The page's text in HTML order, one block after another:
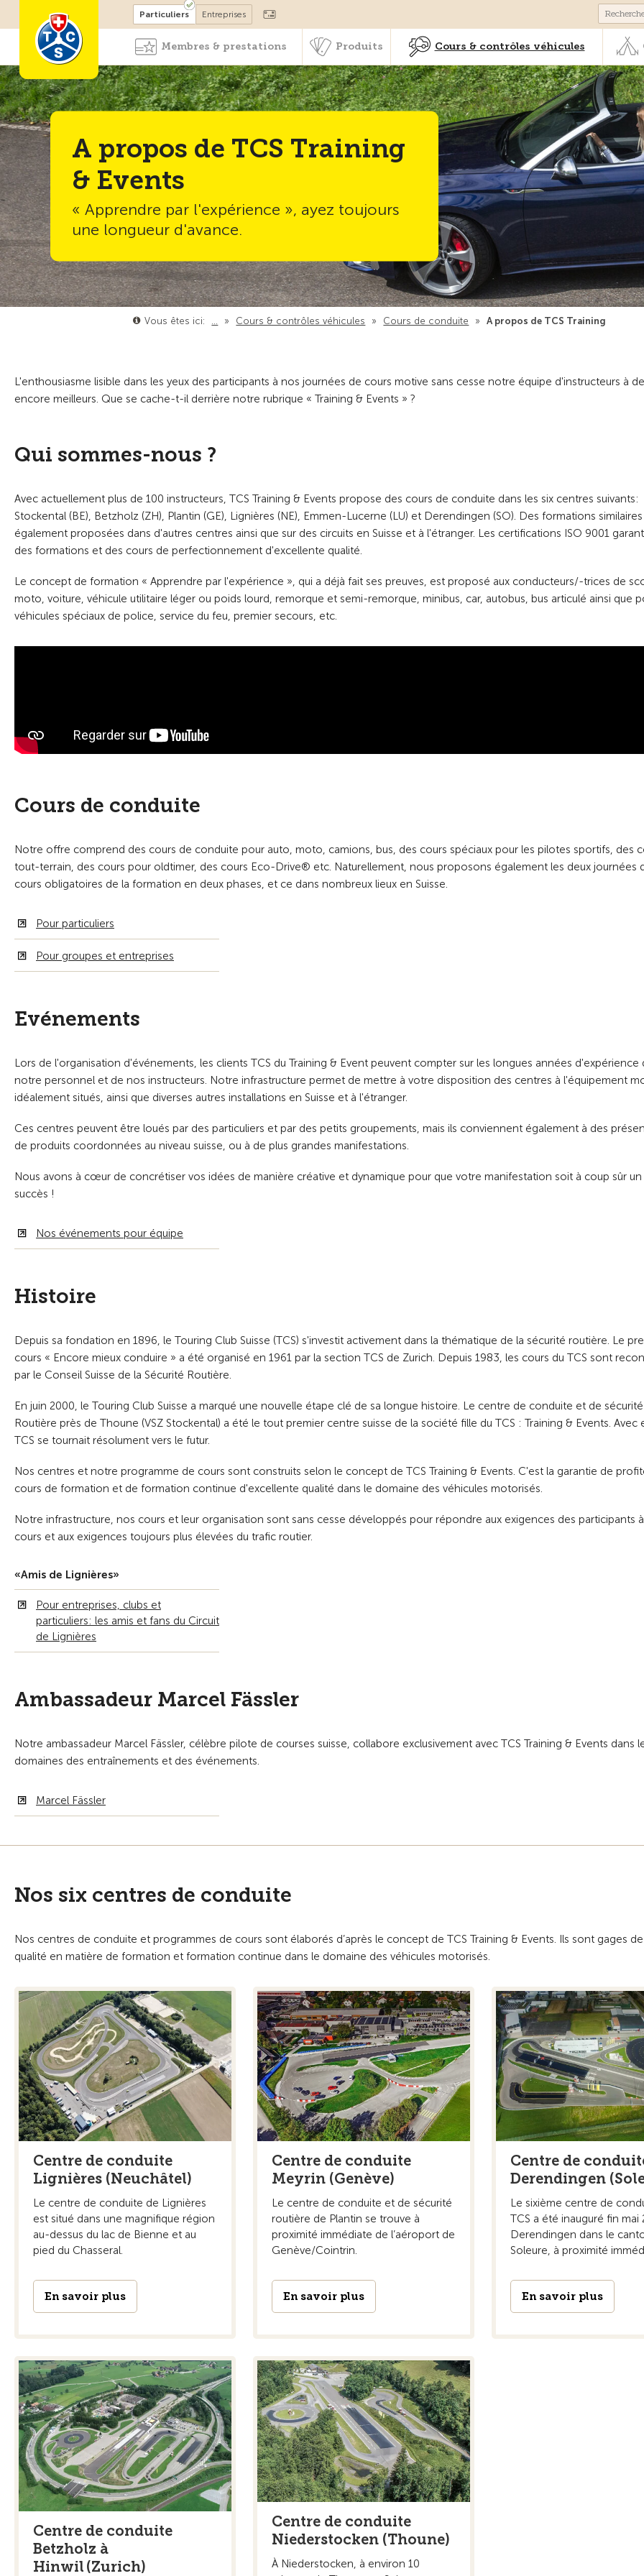
Devenir membre Cours & contrôles
Particuliers Entreprises
Membres & prestations Produits Cours & contrôles véhicules
A propos de TCS Training
& Events
« Apprendre par l'expérience », ayez toujours
une longueur d'avance.
Vous êtes ici: … » Cours & contrôles véhicules » Cours de conduite » A propos de TCS Training
L'enthousiasme lisible dans les yeux des participants à nos journées de cours motive sans cesse notre équipe d'instructeurs à
encore meilleurs. Que se cache-t-il derrière notre rubrique « Training & Events » ?
Qui sommes-nous ?
Avec actuellement plus de 100 instructeurs, TCS Training & Events propose des cours de conduite dans les six centres suivants:
Stockental (BE), Betzholz (ZH), Plantin (GE), Lignières (NE), Emmen-Lucerne (LU) et Derendingen (SO). Des formations
également proposées dans d'autres centres ainsi que sur des circuits en Suisse et à l'étranger. Les certifications ISO 9001
des formations et des cours de perfectionnement d'excellente qualité.
Le concept de formation « Apprendre par l'expérience », qui a déjà fait ses preuves, est proposé aux conducteurs/-trices de
moto, voiture, véhicule utilitaire léger ou poids lourd, remorque et semi-remorque, minibus, car, autobus, bus articulé ainsi que
véhicules spéciaux de police, service du feu, premier secours, etc.
Cours de conduite
Notre offre comprend des cours de conduite pour auto, moto, camions, bus, des cours spéciaux pour les pilotes sportifs, des
tout-terrain, des cours pour oldtimer, des cours Eco-Drive® etc. Naturellement, nous proposons également les deux journées
cours obligatoires de la formation en deux phases, et ce dans nombreux lieux en Suisse.
Pour particuliers
Pour groupes et entreprises
Evénements
Lors de l'organisation d'événements, les clients TCS du Training & Event peuvent compter sur les longues années d'expérience
notre personnel et de nos instructeurs. Notre infrastructure permet de mettre à votre disposition des centres à l'équipement
idéalement situés, ainsi que diverses autres installations en Suisse et à l'étranger.
Ces centres peuvent être loués par des particuliers et par des petits groupements, mais ils conviennent également à des
de produits coordonnées au niveau suisse, ou à de plus grandes manifestations.
Nous avons à cœur de concrétiser vos idées de manière créative et dynamique pour que votre manifestation soit à coup sûr
succès !
Nos événements pour équipe
Histoire
Depuis sa fondation en 1896, le Touring Club Suisse (TCS) s'investit activement dans la thématique de la sécurité routière. Le
cours « Encore mieux conduire » a été organisé en 1961 par la section TCS de Zurich. Depuis 1983, les cours du TCS sont
par le Conseil Suisse de la Sécurité Routière.
En juin 2000, le Touring Club Suisse a marqué une nouvelle étape clé de sa longue histoire. Le centre de conduite et de sécurité
Routière près de Thoune (VSZ Stockental) a été le tout premier centre suisse de la société fille du TCS : Training & Events. Avec
TCS se tournait résolument vers le futur.
Nos centres et notre programme de cours sont construits selon le concept de TCS Training & Events. C'est la garantie de
cours de formation et de formation continue d'excellente qualité dans le domaine des véhicules motorisés.
Notre infrastructure, nos cours et leur organisation sont sans cesse développés pour répondre aux exigences des participants
cours et aux exigences toujours plus élevées du trafic routier.
«Amis de Lignières»
Pour entreprises, clubs et
particuliers: les amis et fans du Circuit
de Lignières
Ambassadeur Marcel Fässler
Notre ambassadeur Marcel Fässler, célèbre pilote de courses suisse, collabore exclusivement avec TCS Training & Events dans
domaines des entraînements et des événements.
Marcel Fässler
Nos six centres de conduite
Nos centres de conduite et programmes de cours sont élaborés d’après le concept de TCS Training & Events. Ils sont gages de
qualité en matière de formation et formation continue dans le domaine des véhicules motorisés.
Centre de conduite
Lignières (Neuchâtel)
Le centre de conduite de Lignières
est situé dans une magnifique région
au-dessus du lac de Bienne et au
pied du Chasseral.
En savoir plus
Centre de conduite
Meyrin (Genève)
Le centre de conduite et de sécurité
routière de Plantin se trouve à
proximité immédiate de l’aéroport de
Genève/Cointrin.
En savoir plus
Centre de
Derendingen
Le sixième centre de
TCS a été inauguré fin mai
Derendingen dans le
Soleure, à proximité
En savoir plus
Centre de conduite
Betzholz à
Hinwil (Zurich)
Centre de conduite
Niederstocken (Thoune)
À Niederstocken, à environ 10